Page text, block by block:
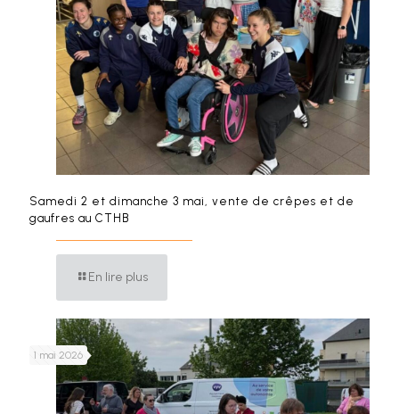
Samedi 2 et dimanche 3 mai, vente de crêpes et de
gaufres au CTHB
En lire plus
1 mai 2026